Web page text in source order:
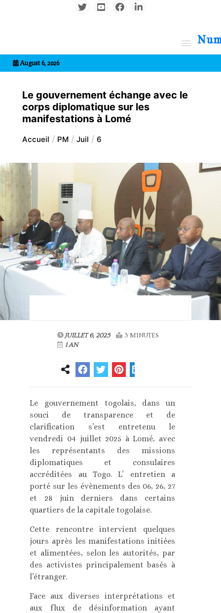
August 6, 2026
Le gouvernement échange avec le
corps diplomatique sur les
manifestations à Lomé
Accueil PM Juil 6
JUILLET 6, 2025
3 MINUTES
1 AN
Le gouvernement togolais, dans un
souci de transparence et de
clarification s’est entretenu le
vendredi 04 juillet 2025 à Lomé, avec
les représentants des missions
diplomatiques et consulaires
accréditées au Togo. L’ entretien a
porté sur les évènements des 06, 26, 27
et 28 juin derniers dans certains
quartiers de la capitale togolaise.
Cette rencontre intervient quelques
jours après les manifestations initiées
et alimentées, selon les autorités, par
des activistes principalement basés à
l’étranger.
Face aux diverses interprétations et
aux flux de désinformation ayant